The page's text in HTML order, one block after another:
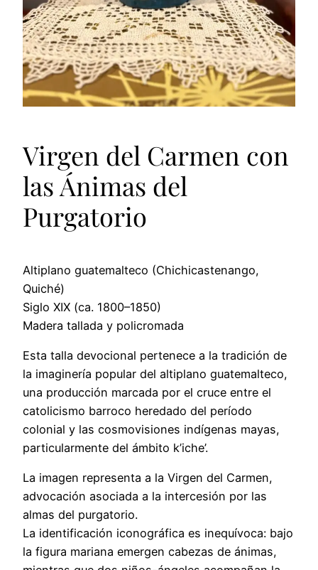
Virgen del Carmen con
las Ánimas del
Purgatorio
Altiplano guatemalteco (Chichicastenango,
Quiché)
Siglo XIX (ca. 1800–1850)
Madera tallada y policromada
Esta talla devocional pertenece a la tradición de
la imaginería popular del altiplano guatemalteco,
una producción marcada por el cruce entre el
catolicismo barroco heredado del período
colonial y las cosmovisiones indígenas mayas,
particularmente del ámbito k’iche’.
La imagen representa a la Virgen del Carmen,
advocación asociada a la intercesión por las
almas del purgatorio.
La identificación iconográfica es inequívoca: bajo
la figura mariana emergen cabezas de ánimas,